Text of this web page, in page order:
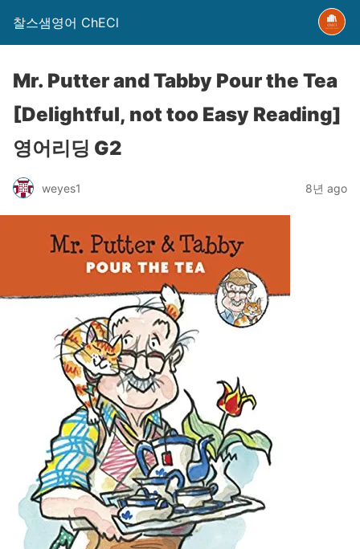
찰스샘영어 ChECl
Mr. Putter and Tabby Pour the Tea
[Delightful, not too Easy Reading]
영어리딩 G2
weyes1 8년 ago